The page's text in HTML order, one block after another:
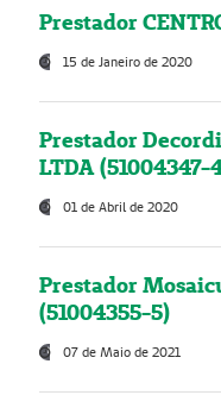
Prestador
15 de Janeiro de 2020
Prestador
LTDA (51004347-
01 de Abril de 2020
Prestador
(51004355-5)
07 de Maio de 2021